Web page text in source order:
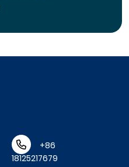
+86
18125217679